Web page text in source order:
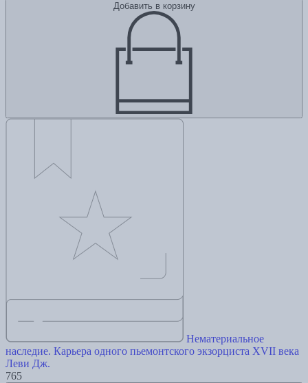
Добавить в корзину
Нематериальное
наследие. Карьера одного пьемонтского экзорциста XVII века
Леви Дж.
765